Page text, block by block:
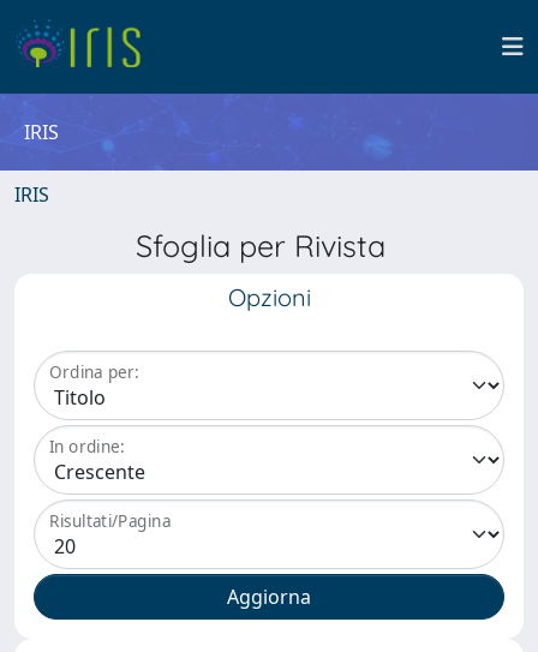
IRIS
IRIS
Sfoglia per Rivista
Opzioni
Ordina per:
In ordine:
Risultati/Pagina